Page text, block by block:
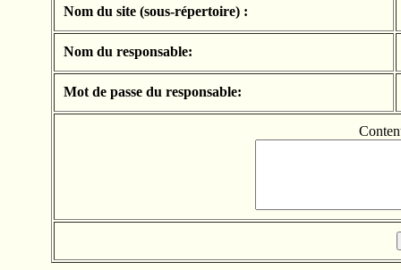
Nom du site (sous-répertoire) :
Nom du responsable:
Mot de passe du responsable: